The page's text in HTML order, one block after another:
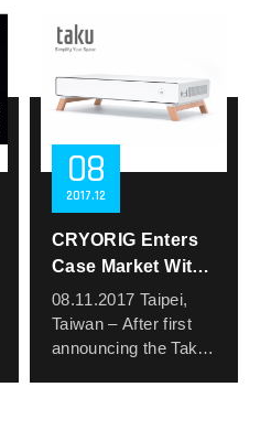
效率，讓熱能真正傳
C5 與 C5 CU 不只是
下吹式散熱器，更是
致效能解決方案，專
為講究表現與質感的
玩家而生。
驗，讓玩家輕鬆完成
安裝，不再手忙腳
亂。
Gladius Astral 是一款
兼具旗艦效能、現代
設計與使用者便利性
的頂尖空冷選擇，重
新定義高階散熱的可
and personalized.
Content, master real-
CPU/GPU
temperature and
other information.
The CA series uses
an eighth-generation
water pump and is
equipped with an
motor to enhance
quieter operation to
provide the ultimate
noiseless fan, you
efficacy to extreme.
The C6 Twin-Tower
after Anemoi, the
wind god in ancient
Greek. The cooler
directs a continuous
flow of air to the fins,
CPU’s heat from pure
copper base to high-
efficacy heat pipes.
With a tightly
08
12
2017
CRYORIG Enters
Case Market With
the Taku Monitor
Stand ITX Case
08.11.2017 Taipei,
Taiwan – After first
announcing the Taku